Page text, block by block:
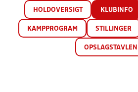
HOLDOVERSIGT KLUBINFO
KAMPPROGRAM STILLINGER
OPSLAGSTAVLEN